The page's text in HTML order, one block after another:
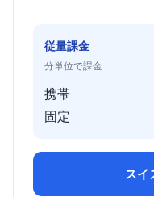
従量課金
分単位で課金
携帯
固定
スイ